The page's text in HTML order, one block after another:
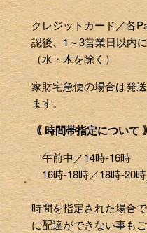
クレジットカード／各
認後、1～3営業日以内
（水・木を除く）
家財宅急便の場合は発
ます。
｟ 時間帯指定について ｠
午前中／14時-16時
16時-18時／18時-20時
時間を指定された場合
に配達ができない事もご